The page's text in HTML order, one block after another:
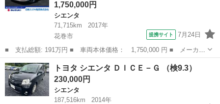
1,750,000円
シエンタ
71,715km
2017年
花巻市
提携サイト 7月24日
■ 支払総額: 191万円 ■ 車両本体価格： 1,750,000 円 ■ メーカー
名： トヨタ ■ 車種名： シエンタ ■ グレード名： Ｇ クエ
ロ ４ＷＤ ワンセグナビ バックカメラ ドラレコ ＥＴＣ 両側
電動スライド...
岩手 花巻市 シエンタ
トヨタ シエンタ ＤＩＣＥ－Ｇ （検9.3）
230,000円
シエンタ
187,516km
2014年